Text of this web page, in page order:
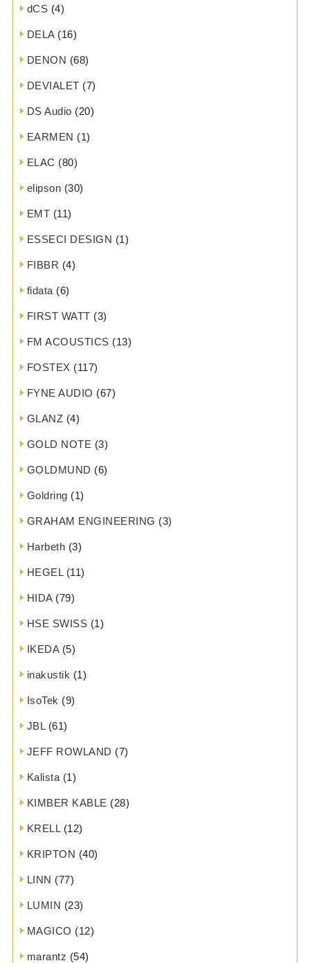
dCS (4)
DELA(16)
DENON (68)
DEVIALET (7)
DS Audio (20)
EARMEN (1)
ELAC (80)
elipson (30)
EMT (11)
ESSECI DESIGN (1)
FIBBR (4)
fidata (6)
FIRST WATT (3)
FM ACOUSTICS (13)
FOSTEX (117)
FYNE AUDIO (67)
GLANZ (4)
GOLD NOTE (3)
GOLDMUND (6)
Goldring (1)
GRAHAM ENGINEERING (3)
Harbeth (3)
HEGEL(11)
HIDA(79)
HSE SWISS (1)
IKEDA(5)
inakustik (1)
IsoTek (9)
JBL(61)
JEFF ROWLAND (7)
Kalista (1)
KIMBER KABLE (28)
KRELL(12)
KRIPTON (40)
LINN (77)
LUMIN (23)
MAGICO (12)
marantz (54)